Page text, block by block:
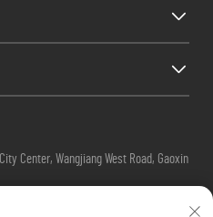
Center, Wangjiang West Road, Gaoxin